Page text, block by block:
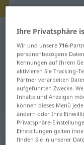
Deutsch-
Deutsch-
"bündeln"
"bündeln"
Ihre Privatsphäre
Wir und unsere716-
personenbezogene
Kennungen auf Ihrem
aktivieren Sie Tracking-
Partner verarbeiten
aufgeführten Zwecke.
Inhalte und Anzeigen
können dieses Menü
ändern oder Ihre
Privatsphäre-
Einstellungen gelten
finden Sie in unserer